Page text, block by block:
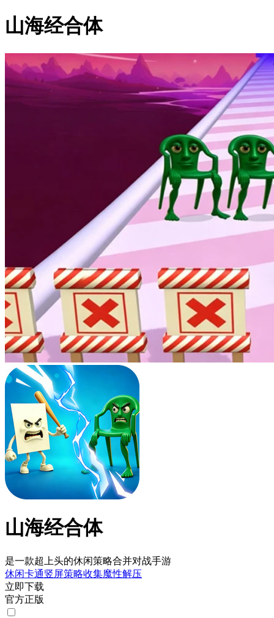
山海经合体
山海经合体
是一款超上头的休闲策略合并对战手游
休闲卡通竖屏策略收集魔性解压
立即下载
官方正版